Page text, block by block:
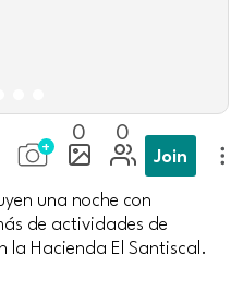
0 0
Join
una noche con
de actividades de
la Hacienda El Santiscal.